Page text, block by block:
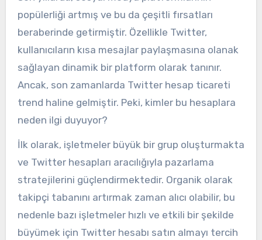
popülerliği artmış ve bu da çeşitli fırsatları
beraberinde getirmiştir. Özellikle Twitter,
kullanıcıların kısa mesajlar paylaşmasına olanak
sağlayan dinamik bir platform olarak tanınır.
Ancak, son zamanlarda Twitter hesap ticareti
trend haline gelmiştir. Peki, kimler bu hesaplara
neden ilgi duyuyor?
İlk olarak, işletmeler büyük bir grup oluşturmakta
ve Twitter hesapları aracılığıyla pazarlama
stratejilerini güçlendirmektedir. Organik olarak
takipçi tabanını artırmak zaman alıcı olabilir, bu
nedenle bazı işletmeler hızlı ve etkili bir şekilde
büyümek için Twitter hesabı satın almayı tercih